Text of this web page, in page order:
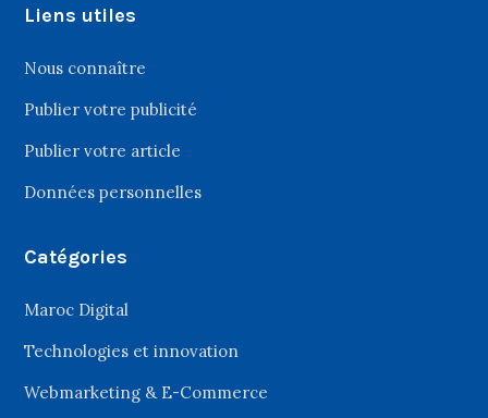
Liens utiles
Nous connaître
Publier votre publicité
Publier votre article
Données personnelles
Catégories
Maroc Digital
Technologies et innovation
Webmarketing & E-Commerce